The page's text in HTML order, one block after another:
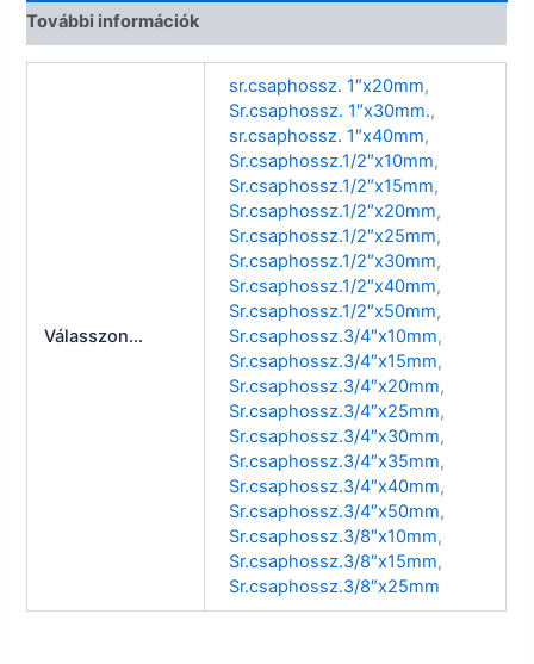
További információk
Válasszon...
sr.csaphossz. 1″x20mm,
Sr.csaphossz. 1″x30mm.,
sr.csaphossz. 1″x40mm,
Sr.csaphossz.1/2″x10mm,
Sr.csaphossz.1/2″x15mm,
Sr.csaphossz.1/2″x20mm,
Sr.csaphossz.1/2″x25mm,
Sr.csaphossz.1/2″x30mm,
Sr.csaphossz.1/2″x40mm,
Sr.csaphossz.1/2″x50mm,
Sr.csaphossz.3/4″x10mm,
Sr.csaphossz.3/4″x15mm,
Sr.csaphossz.3/4″x20mm,
Sr.csaphossz.3/4″x25mm,
Sr.csaphossz.3/4″x30mm,
Sr.csaphossz.3/4″x35mm,
Sr.csaphossz.3/4″x40mm,
Sr.csaphossz.3/4″x50mm,
Sr.csaphossz.3/8″x10mm,
Sr.csaphossz.3/8″x15mm,
Sr.csaphossz.3/8″x25mm